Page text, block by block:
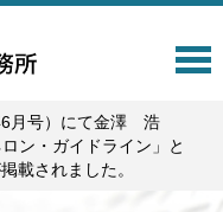
T
6月号）にて金澤 浩
ン・ガイドライン」と
載されました。